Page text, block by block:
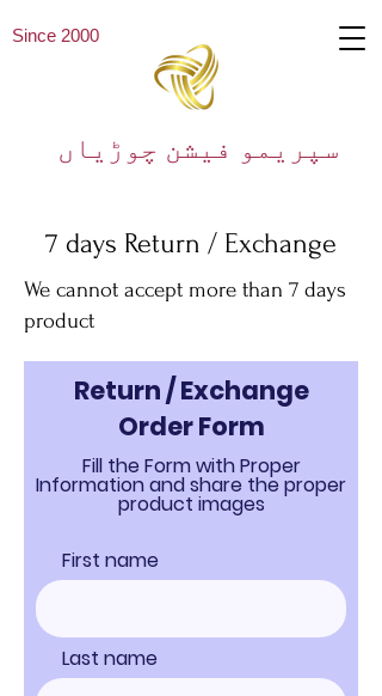
Since 2000
سپریمو فیشن چوڑیاں
7 days Return / Exchange
We cannot accept more than 7 days
product
Return / Exchange
Order Form
Fill the Form with Proper
Information and share the proper
product images
First name
Last name